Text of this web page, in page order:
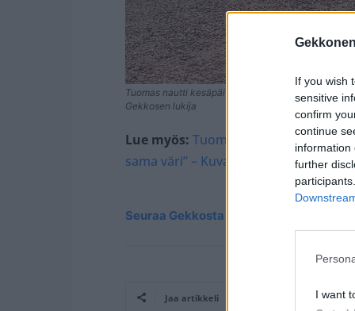
If you wish
sensitive
confirm
continue
information
further
I want
Tuomas nautti kesäpäivästä Espan puiston
Gekkosen lukija
Lue myös: Tuomas Enbuske väsäsi
sama väri” – Kuva!
Seuraa Gekkosta Instagramissa
Jaa artikkeli